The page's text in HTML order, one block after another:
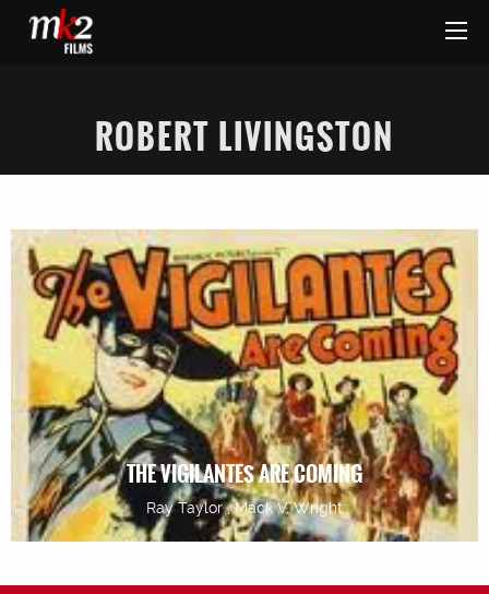
ROBERT LIVINGSTON
THE VIGILANTES ARE COMING
Ray Taylor , Mack V. Wright